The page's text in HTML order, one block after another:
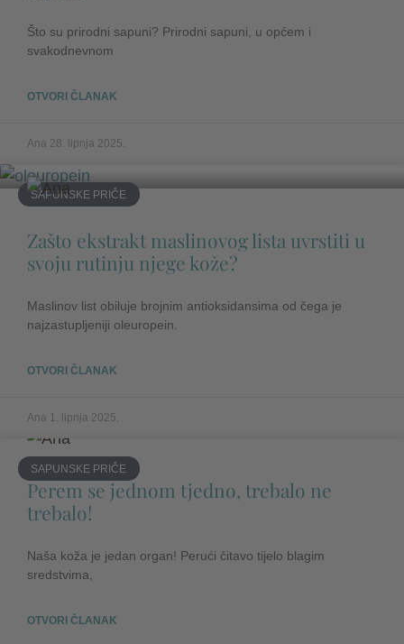
Što su prirodni sapuni? Prirodni sapuni, u općem i
svakodnevnom
OTVORI ČLANAK
Ana 28. lipnja 2025.
SAPUNSKE PRIČE
Zašto ekstrakt maslinovog lista uvrstiti u
svoju rutinju njege kože?
Maslinov list obiluje brojnim antioksidansima od čega je
najzastupljeniji oleuropein.
OTVORI ČLANAK
Ana 1. lipnja 2025.
SAPUNSKE PRIČE
Perem se jednom tjedno, trebalo ne
trebalo!
Naša koža je jedan organ! Perući čitavo tijelo blagim
sredstvima,
OTVORI ČLANAK